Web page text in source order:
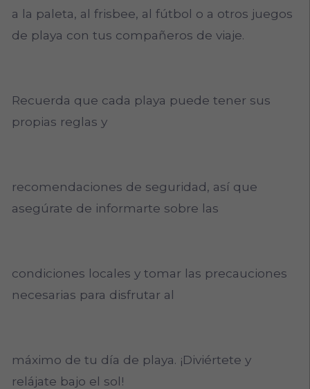
a la paleta, al frisbee, al fútbol o a otros juegos
de playa con tus compañeros de viaje.
Recuerda que cada playa puede tener sus
propias reglas y
recomendaciones de seguridad, así que
asegúrate de informarte sobre las
condiciones locales y tomar las precauciones
necesarias para disfrutar al
máximo de tu día de playa. ¡Diviértete y
relájate bajo el sol!